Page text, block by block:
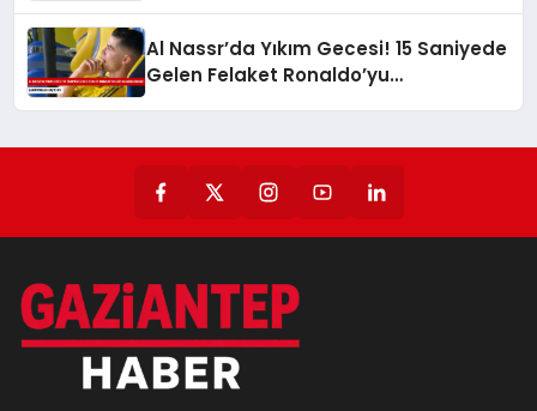
Al Nassr’da Yıkım Gecesi! 15 Saniyede
Gelen Felaket Ronaldo’yu